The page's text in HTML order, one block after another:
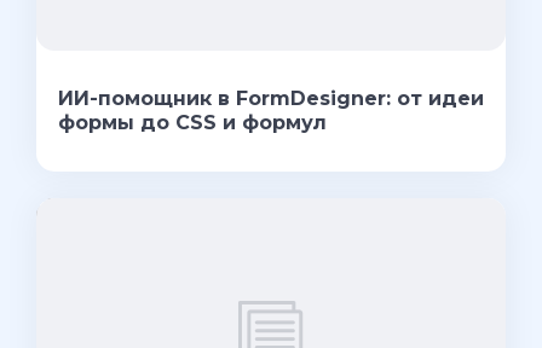
ИИ-помощник в FormDesigner: от идеи
формы до CSS и формул